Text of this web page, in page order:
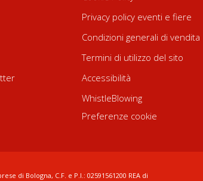
Privacy policy eventi e fiere
Condizioni generali di vendita
Termini di utilizzo del sito
Accessibilità
WhistleBlowing
Preferenze cookie
di Bologna, C.F. e P.I.: 02591561200 REA di